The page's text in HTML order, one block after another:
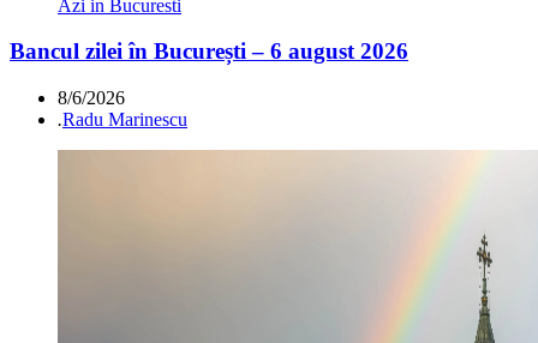
Azi in Bucuresti
Bancul zilei în București – 6 august 2026
8/6/2026
.Radu Marinescu